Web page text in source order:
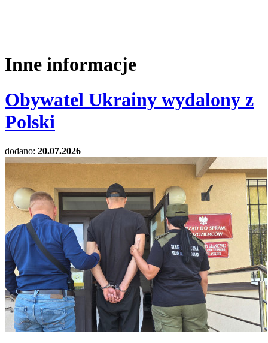
Inne informacje
Obywatel Ukrainy wydalony z
Polski
dodano: 20.07.2026